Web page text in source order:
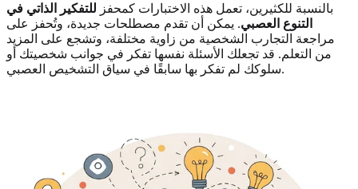
بالنسبة للكثيرين، تعمل هذه الاختبارات كمحفز للتفكير الذاتي في
التنوع العصبي. يمكن أن تقدم مصطلحات جديدة، وتُحفز على
مراجعة التجارب الشخصية من زاوية مختلفة، وتشجع على المزيد
من التعلم. قد تجعلك الأسئلة نفسها تفكر في جوانب شخصيتك أو
سلوكك لم تفكر بها سابقًا في سياق التشخيص العصبي.